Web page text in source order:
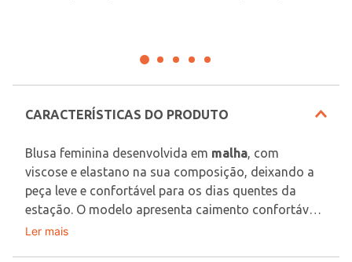
CARACTERÍSTICAS DO PRODUTO
Blusa feminina desenvolvida em malha , com
viscose e elastano na sua composição, deixando a
peça leve e confortável para os dias quentes da
estação. O modelo apresenta caimento confortável
junto ao corpo, gola redonda e mangas ¾  com
Tecido: Malha
Ler mais